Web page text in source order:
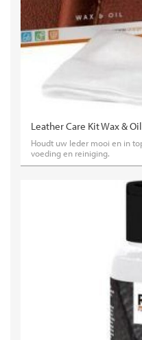
Leather Care Kit Wax & Oil
Houdt uw leder mooi en in
voeding en reiniging.